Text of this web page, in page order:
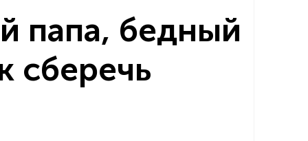
папа, бедный
сберечь